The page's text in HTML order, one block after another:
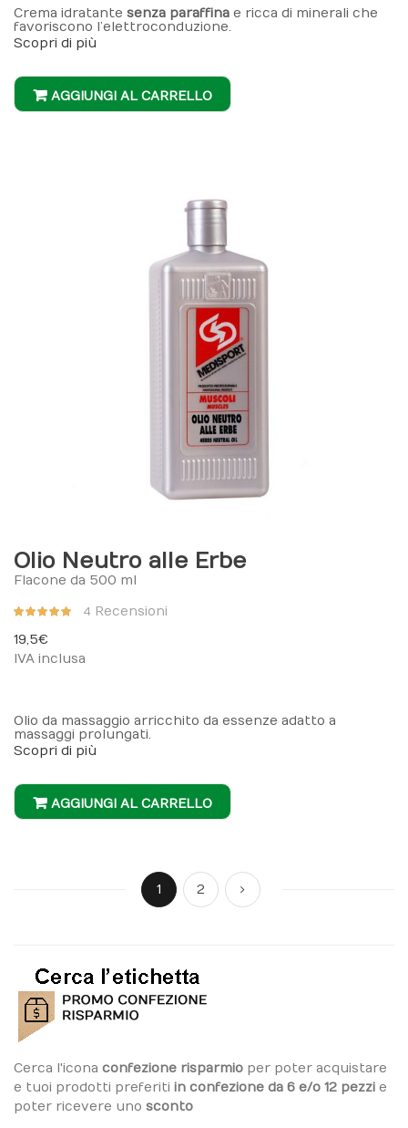
Crema idratante senza paraffina e ricca di minerali che
favoriscono l’elettroconduzione.
Scopri di più
AGGIUNGI AL CARRELLO
Olio Neutro alle Erbe
Flacone da 500 ml
Valutazione:
4 Recensioni
19,5 €
IVA inclusa
Olio da massaggio arricchito da essenze adatto a
massaggi prolungati.
Scopri di più
AGGIUNGI AL CARRELLO
PaginaAttualmente stai leggendo la pagina
1
Pagina
2
Pagina
Successivo
Cerca l'icona confezione risparmio per poter acquistare
e tuoi prodotti preferiti in confezione da 6 e/o 12 pezzi e
poter ricevere uno sconto